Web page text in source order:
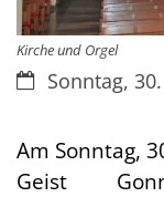
Kirche und Orgel
Datum:Sonntag,
Am Sonntag,
Geist